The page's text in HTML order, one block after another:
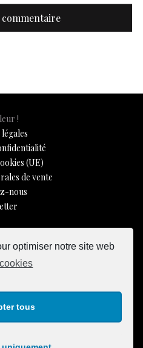
optimiser notre site web
tous
!
(UE)
de vente
nous